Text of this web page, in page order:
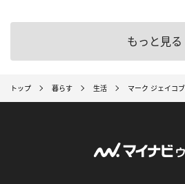
もっと見る
トップ 暮らす 生活 マーク ジェイコ